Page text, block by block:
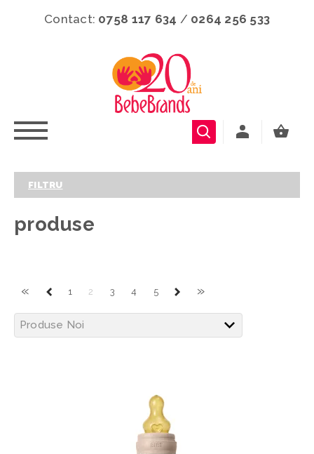
Contact: 0758 117 634 / 0264 256 533
FILTRU
produse
« 1 2 3 4 5 »